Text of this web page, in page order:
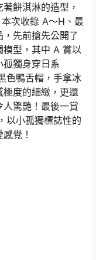
餅淇淋的造型，
次收錄 A～H、最
先前搶先公開了
模型，其中 A 賞以
獨身穿日系
色鴨舌帽，手拿冰
度的細緻，更還
驚艷！最後一賞
以小孤獨標誌性的
覺！